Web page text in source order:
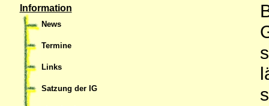
Information
News
Termine
Links
Satzung der IG